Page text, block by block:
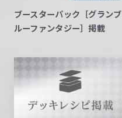
ブースターパック［グランブ
ルーファンタジー］掲載